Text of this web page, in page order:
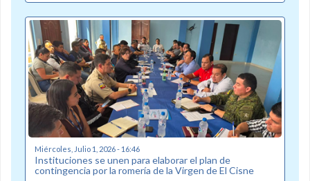
Miércoles, Julio 1, 2026 - 16:46
Instituciones se unen para elaborar el plan de
contingencia por la romería de la Virgen de El Cisne